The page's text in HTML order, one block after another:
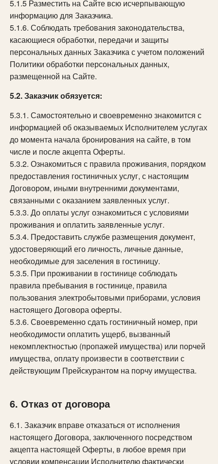
5.1.5 Разместить на Сайте всю исчерпывающую
информацию для Заказчика.
5.1.6. Соблюдать требования законодательства,
касающиеся обработки, передачи и защиты
персональных данных Заказчика с учетом положений
Политики обработки персональных данных,
размещенной на Сайте.
5.2. Заказчик обязуется:
5.3.1. Самостоятельно и своевременно знакомится с
информацией об оказываемых Исполнителем услугах
до момента начала бронирования на сайте, в том
числе и после акцепта Оферты.
5.3.2. Ознакомиться с правила проживания, порядком
предоставления гостиничных услуг, с настоящим
Договором, иными внутренними документами,
связанными с оказанием заявленных услуг.
5.3.3. До оплаты услуг ознакомиться с условиями
проживания и оплатить заявленные услуг.
5.3.4. Предоставить службе размещения документ,
удостоверяющий его личность, личные данные,
необходимые для заселения в гостиницу.
5.3.5. При проживании в гостинице соблюдать
правила пребывания в гостинице, правила
пользования электробытовыми приборами, условия
настоящего Договора оферты.
5.3.6. Своевременно сдать гостиничный номер, при
необходимости оплатить ущерб, вызванный
некомплектностью (пропажей имущества) или порчей
имущества, оплату произвести в соответствии с
действующим Прейскурантом на порчу имущества.
6. Отказ от договора
6.1. Заказчик вправе отказаться от исполнения
настоящего Договора, заключенного посредством
акцепта настоящей Оферты, в любое время при
условии компенсации Исполнителю фактически